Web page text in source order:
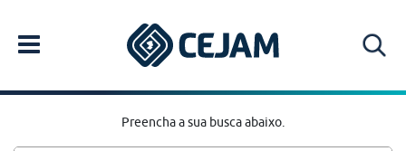
Preencha a sua busca abaixo.